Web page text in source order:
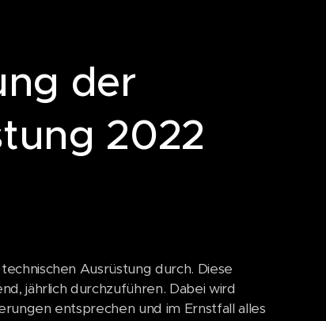
der
2022
Ausrüstung durch. Diese
jährlich durchzuführen. Dabei wird
entsprechen und im Ernstfall alles